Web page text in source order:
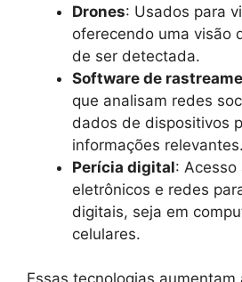
Drones: Usados para
oferecendo uma visão
de ser detectada.
Software de
que analisam redes
dados de dispositivos
informações relevantes.
Perícia digital: Acesso
eletrônicos e redes
digitais, seja em
celulares.